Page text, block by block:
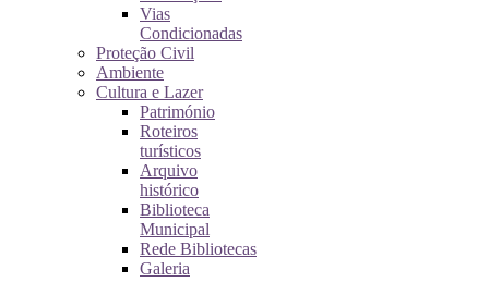
Vias
Condicionadas
Proteção Civil
Ambiente
Cultura e Lazer
Património
Roteiros
turísticos
Arquivo
histórico
Biblioteca
Municipal
Rede Bibliotecas
Galeria